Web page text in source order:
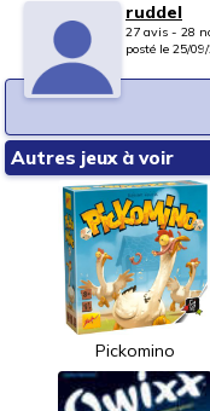
ruddel
27 avis - 28
posté le 25/
Autres jeux à voir
Pickomino